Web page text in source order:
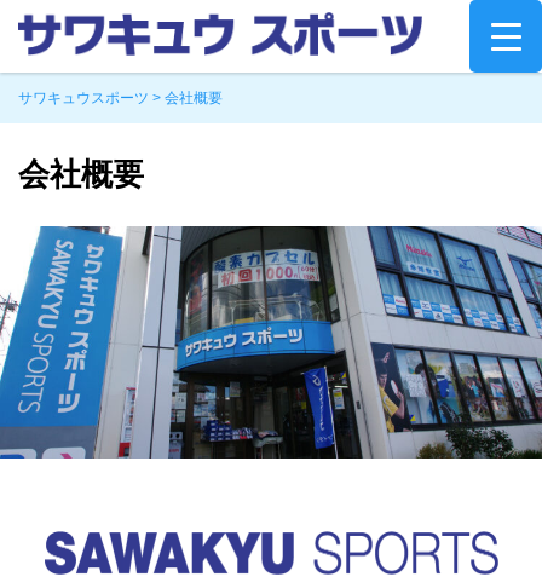
Skip
content
サワキュウスポーツ > 会社概要
会社概要